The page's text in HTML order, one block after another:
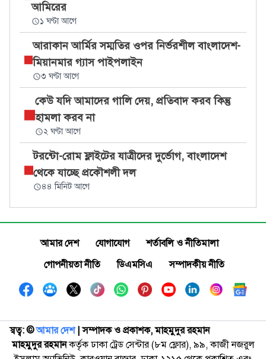
আমিরের
১ ঘণ্টা আগে
আরাকান আর্মির সম্মতির ওপর নির্ভরশীল বাংলাদেশ-
মিয়ানমার গ্যাস পাইপলাইন
৩ ঘণ্টা আগে
কেউ যদি আমাদের গালি দেয়, প্রতিবাদ করব কিন্তু
হামলা করব না
২ ঘণ্টা আগে
টরন্টো-রোম ফ্লাইটের যাত্রীদের দুর্ভোগ, বাংলাদেশ
থেকে যাচ্ছে প্রকৌশলী দল
৪৪ মিনিট আগে
আমার দেশ যোগাযোগ
শর্তাবলি ও নীতিমালা
গোপনীয়তা নীতি
ডিএমসিএ সম্পাদকীয় নীতি
স্বত্ব: ©️আমার দেশ| সম্পাদক ও প্রকাশক, মাহমুদুর রহমান
মাহমুদুর রহমানকর্তৃক ঢাকা ট্রেড সেন্টার (৮ম ফ্লোর), ৯৯, কাজী নজরুল